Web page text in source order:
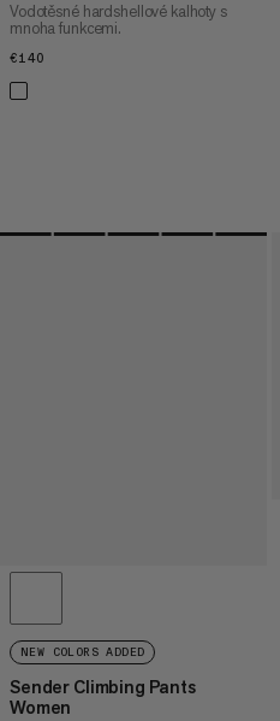
Vodotěsné hardshellové kalhoty s
mnoha funkcemi.
€140
NEW COLORS ADDED
Sender Climbing Pants
Women